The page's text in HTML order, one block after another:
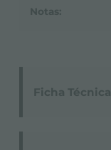
Ficha Técnica
Notas: